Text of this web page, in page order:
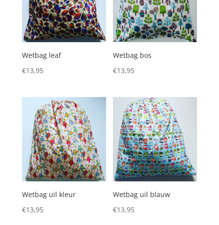
Wetbag leaf
€13,95
Wetbag bos
€13,95
Wetbag uil kleur
€13,95
Wetbag uil blauw
€13,95